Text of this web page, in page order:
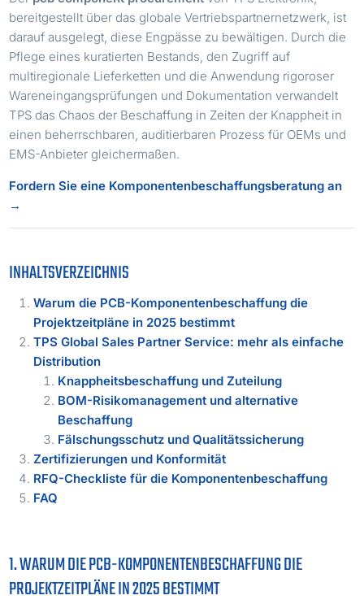
bereitgestellt über das globale Vertriebspartnernetzwerk, ist
darauf ausgelegt, diese Engpässe zu bewältigen. Durch die
Pflege eines kuratierten Bestands, den Zugriff auf
multiregionale Lieferketten und die Anwendung rigoroser
Wareneingangsprüfungen und Dokumentation verwandelt
TPS das Chaos der Beschaffung in Zeiten der Knappheit in
einen beherrschbaren, auditierbaren Prozess für OEMs und
EMS-Anbieter gleichermaßen.
Fordern Sie eine Komponentenbeschaffungsberatung an
→
INHALTSVERZEICHNIS
Warum die PCB-Komponentenbeschaffung die
Projektzeitpläne in 2025 bestimmt
TPS Global Sales Partner Service: mehr als einfache
Distribution
Knappheitsbeschaffung und Zuteilung
BOM-Risikomanagement und alternative
Beschaffung
Fälschungsschutz und Qualitätssicherung
Zertifizierungen und Konformität
RFQ-Checkliste für die Komponentenbeschaffung
FAQ
1. WARUM DIE PCB-KOMPONENTENBESCHAFFUNG DIE
PROJEKTZEITPLÄNE IN 2025 BESTIMMT